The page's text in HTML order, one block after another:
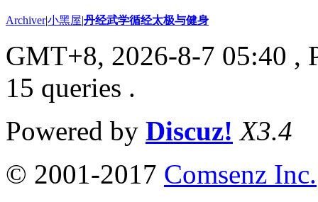
Archiver|小黑屋|丹经武学循经太极与健身
GMT+8, 2026-8-7 05:40 ,
15 queries .
Powered by Discuz! X3.4
© 2001-2017 Comsenz Inc.